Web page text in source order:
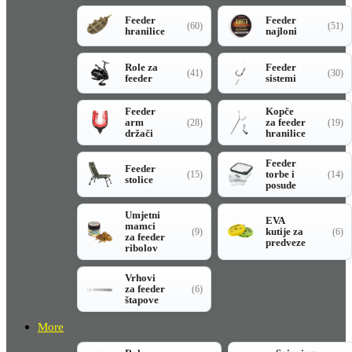
Feeder
hranilice
(60)
Feeder
najloni
(51)
Role za
feeder
(41)
Feeder
sistemi
(30)
Feeder
arm
držači
(28)
Kopče
za feeder
hranilice
(19)
Feeder
stolice
(15)
Feeder
torbe i
posude
(14)
Umjetni
mamci
za feeder
ribolov
(9)
EVA
kutije za
predveze
(6)
Vrhovi
za feeder
štapove
(6)
More